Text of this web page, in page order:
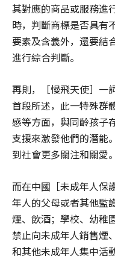
其對應的商品或服務進
時，判斷商標是否具有
要素及含義外，還要結
進行綜合判斷。
再則，［慢飛天使］一
首段所述，此一特殊群
感等方面，與同齡孩子
支援來激發他們的潛能
到社會更多關注和關愛。
而在中國［未成年人保
年人的父母或者其他監
煙、飲酒；學校、幼稚
禁止向未成年人銷售煙
和其他未成年人集中活